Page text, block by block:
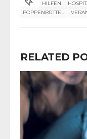
HILFEN
POPPENBÜTTEL
RELATED